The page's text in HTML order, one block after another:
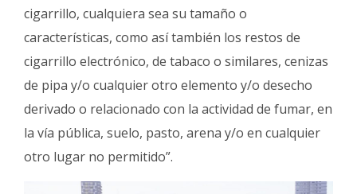
cigarrillo, cualquiera sea su tamaño o
características, como así también los restos de
cigarrillo electrónico, de tabaco o similares, cenizas
de pipa y/o cualquier otro elemento y/o desecho
derivado o relacionado con la actividad de fumar, en
la vía pública, suelo, pasto, arena y/o en cualquier
otro lugar no permitido”.